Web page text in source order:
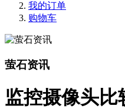
我的订单
购物车
萤石资讯
监控摄像头比